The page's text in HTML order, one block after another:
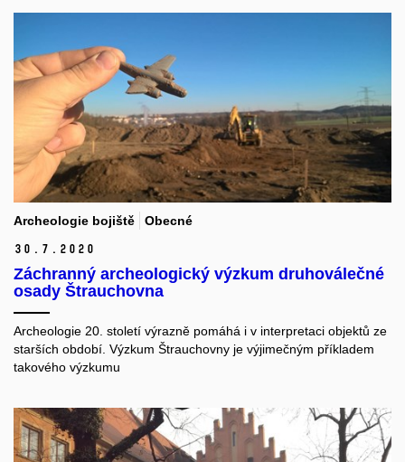
Archeologie bojiště Obecné
30. 7. 2020
Záchranný archeologický výzkum druhoválečné
osady Štrauchovna
Archeologie 20. století výrazně pomáhá i v interpretaci objektů ze
starších období. Výzkum Štrauchovny je výjimečným příkladem
takového výzkumu